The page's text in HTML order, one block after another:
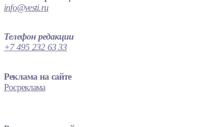
info@vesti.ru
Телефон редакции
+7 495 232 63 33
Реклама на сайте
Росреклама